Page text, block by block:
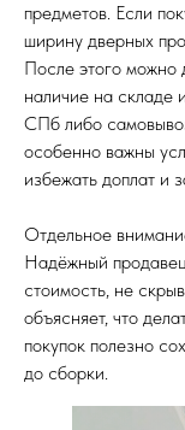
предметов. Если
ширину дверных
После этого можно
наличие на складе
СПб либо
особенно важны
избежать доплат и
Отдельное
Надёжный
стоимость, не
объясняет, что
покупок полезно
до сборки.